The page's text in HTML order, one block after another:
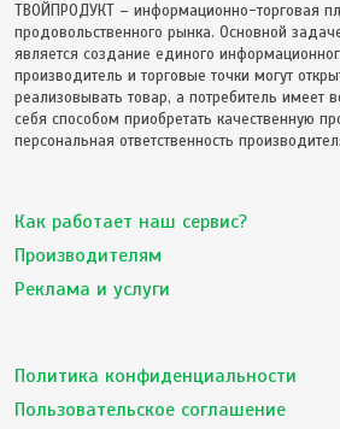
ТВОЙПРОДУКТ – информационно-торговая
продовольственного рынка. Основной
является создание единого
производитель и торговые точки могут
реализовывать товар, а потребитель имеет
себя способом приобретать качественную
персональная ответственность
Как работает наш сервис?
Производителям
Реклама и услуги
Политика конфиденциальности
Пользовательское соглашение